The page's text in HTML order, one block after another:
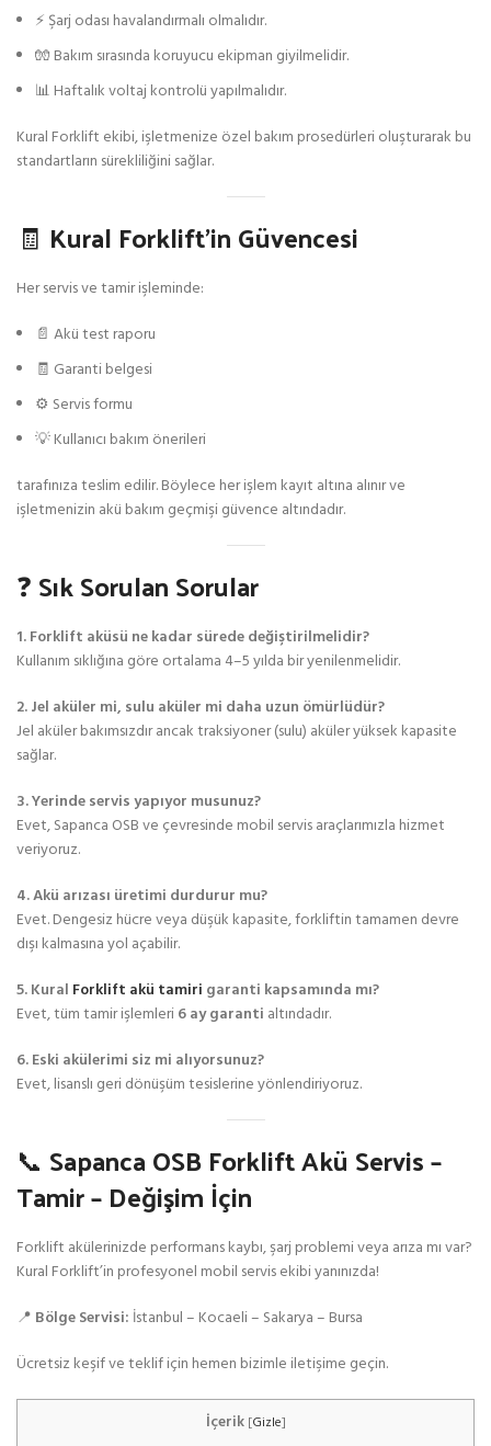
⚡ Şarj odası havalandırmalı olmalıdır.
🧤 Bakım sırasında koruyucu ekipman giyilmelidir.
📊 Haftalık voltaj kontrolü yapılmalıdır.
Kural Forklift ekibi, işletmenize özel bakım prosedürleri oluşturarak bu
standartların sürekliliğini sağlar.
🧾 Kural Forklift’in Güvencesi
Her servis ve tamir işleminde:
📄 Akü test raporu
🧾 Garanti belgesi
⚙️ Servis formu
💡 Kullanıcı bakım önerileri
tarafınıza teslim edilir. Böylece her işlem kayıt altına alınır ve
işletmenizin akü bakım geçmişi güvence altındadır.
❓ Sık Sorulan Sorular
1. Forklift aküsü ne kadar sürede değiştirilmelidir?
Kullanım sıklığına göre ortalama 4–5 yılda bir yenilenmelidir.
2. Jel aküler mi, sulu aküler mi daha uzun ömürlüdür?
Jel aküler bakımsızdır ancak traksiyoner (sulu) aküler yüksek kapasite
sağlar.
3. Yerinde servis yapıyor musunuz?
Evet, Sapanca OSB ve çevresinde mobil servis araçlarımızla hizmet
veriyoruz.
4. Akü arızası üretimi durdurur mu?
Evet. Dengesiz hücre veya düşük kapasite, forkliftin tamamen devre
dışı kalmasına yol açabilir.
5. Kural Forklift akü tamiri garanti kapsamında mı?
Evet, tüm tamir işlemleri6 ay garanti altındadır.
6. Eski akülerimi siz mi alıyorsunuz?
Evet, lisanslı geri dönüşüm tesislerine yönlendiriyoruz.
📞 Sapanca OSB Forklift Akü Servis –
Tamir – Değişim İçin
Forklift akülerinizde performans kaybı, şarj problemi veya arıza mı var?
Kural Forklift’in profesyonel mobil servis ekibi yanınızda!
📍 Bölge Servisi: İstanbul – Kocaeli – Sakarya – Bursa
Ücretsiz keşif ve teklif için hemen bizimle iletişime geçin.
İçerik [Gizle]